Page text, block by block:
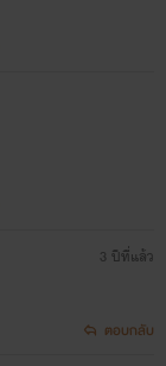
3 ปีที่แล้ว
ตอบกลับ